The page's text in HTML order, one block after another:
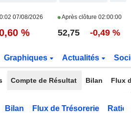
07/08/2026 Après clôture 02:00:00
% 52,75 -0,49 %
Graphiques Actualités
Compte de Résultat Bilan Flux
Bilan Flux de Trésorerie